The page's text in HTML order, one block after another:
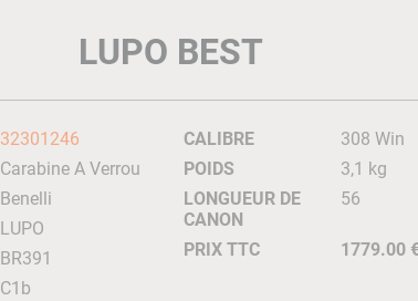
LUPO BEST
32301246
Carabine A Verrou
Benelli
LUPO
BR391
C1b
CALIBRE
308 Win
POIDS
3,1 kg
LONGUEUR DE
CANON
56
PRIX TTC 1779.00